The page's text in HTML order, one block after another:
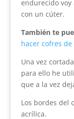
endurecido
con un cúter.
También te
hacer cofres
Una vez
para ello he
que a la vez
Los bordes del
acrílica.